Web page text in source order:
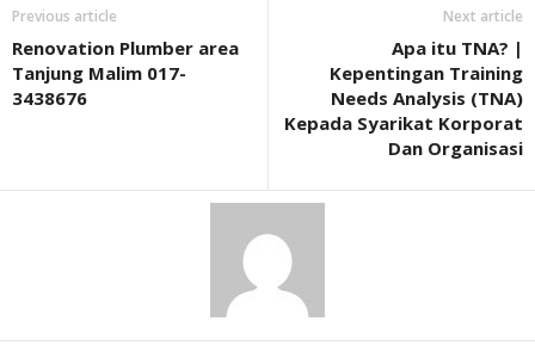
Previous article
Renovation Plumber area
Tanjung Malim 017-
3438676
Next article
Apa itu TNA? |
Kepentingan Training
Needs Analysis (TNA)
Kepada Syarikat Korporat
Dan Organisasi